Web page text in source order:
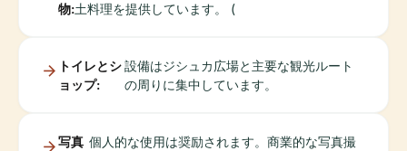
物:土料理を提供しています。 (
トイレとシ
ョップ:
設備はジシュカ広場と主要な観光ルート
の周りに集中しています。
写真 個人的な使用は奨励されます。商業的な写真撮